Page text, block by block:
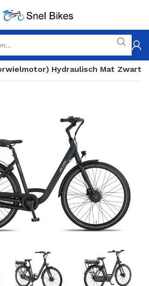
Hydraulisch Mat Zwart